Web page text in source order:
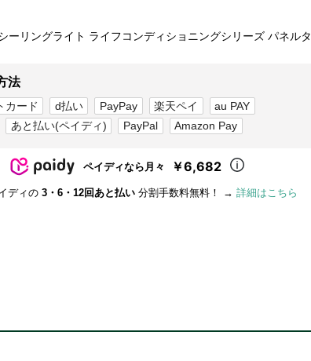
ーリングライト ライフコンディショニングシリーズ パネルタ
法
カード d払い PayPay 楽天ペイ
au PAY
あと払い(ペイディ) PayPal Amazon Pay
ペイディなら月々 ￥6,682
ディの 3・6・12回あと払い 分割手数料無料！ → 詳細はこちら